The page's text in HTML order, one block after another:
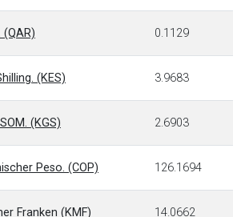
(QAR) 0.1129
(KES) 3.9683
(KGS) 2.6903
Peso. (COP) 126.1694
Franken (KMF) 14.0662